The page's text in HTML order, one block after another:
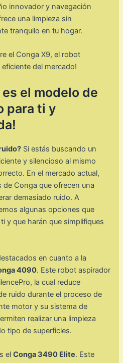
innovador y navegación
una limpieza sin
tranquilo en tu hogar.
el Conga X9, el robot
del mercado!
es el modelo de
para ti y
Si estás buscando un
y silencioso al mismo
En el mercado actual,
Conga que ofrecen una
demasiado ruido. A
algunas opciones que
y que harán que simplifiques
en cuanto a la
4090. Este robot aspirador
la cual reduce
ruido durante el proceso de
motor y su sistema de
realizar una limpieza
tipo de superficies.
elConga 3490 Elite. Este